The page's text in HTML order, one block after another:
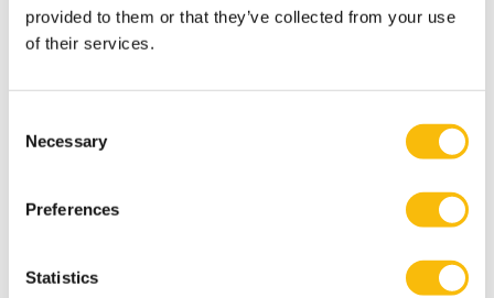
provided to them or that they’ve collected from your use
of their services.
Selection
Necessary
Preferences
Statistics
Modulair Executive MBA in Business & IT: ontwikkel
je in digitale transformatie, IT leiderschap en
strategie. Flexibele deeltijd MBA voor ervaren